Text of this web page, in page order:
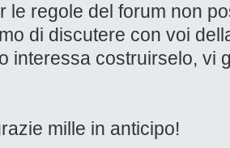
le regole del forum non
di discutere con voi
interessa costruirselo, vi
mille in anticipo!